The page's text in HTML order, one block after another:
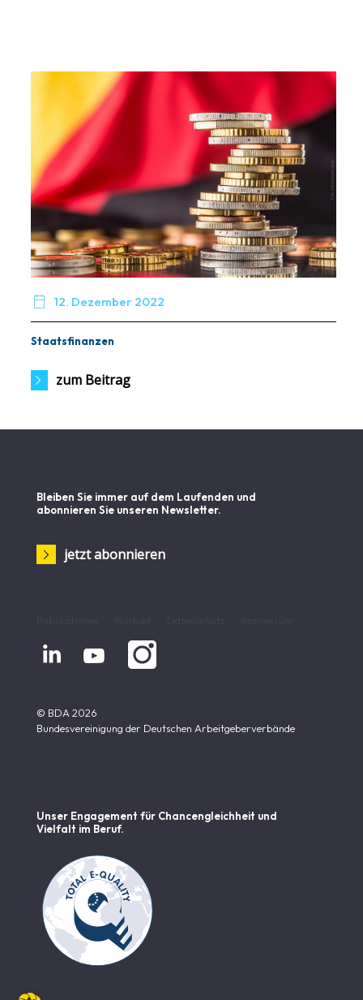
 12. Dezember 2022
Staatsfinanzen
zum Beitrag
Bleiben Sie immer auf dem Laufenden und
abonnieren Sie unseren Newsletter.
jetzt abonnieren
 
© BDA 2026
Bundesvereinigung der Deutschen Arbeitgeberverbände
Unser Engagement für Chancen­gleichheit und
Vielfalt im Beruf.